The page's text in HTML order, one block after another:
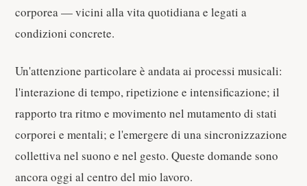
corporea — vicini alla vita quotidiana e legati a
condizioni concrete.
Un'attenzione particolare è andata ai processi musicali:
l'interazione di tempo, ripetizione e intensificazione; il
rapporto tra ritmo e movimento nel mutamento di stati
corporei e mentali; e l'emergere di una sincronizzazione
collettiva nel suono e nel gesto. Queste domande sono
ancora oggi al centro del mio lavoro.